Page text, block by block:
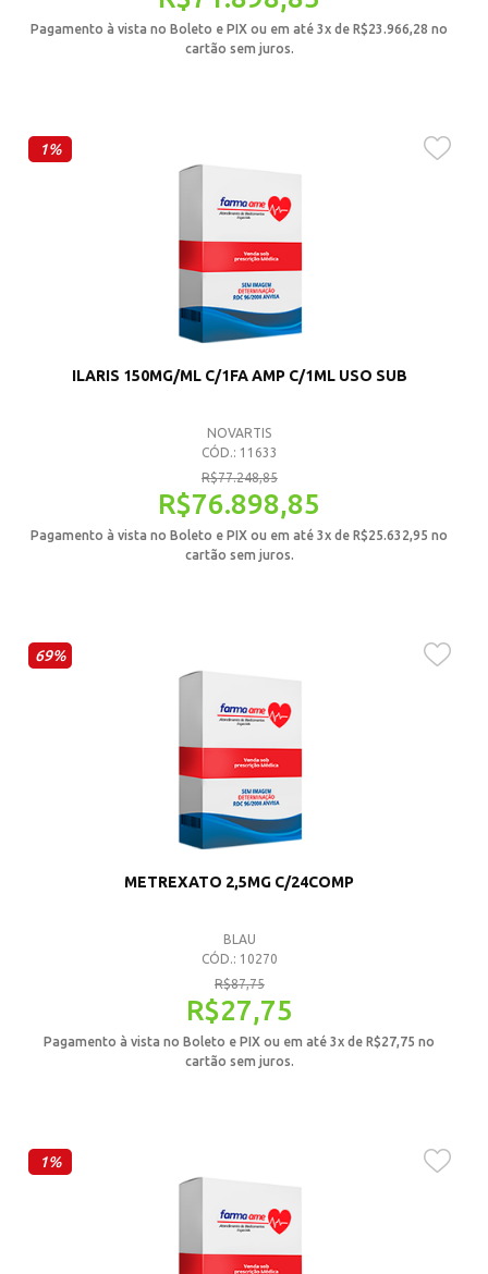
Pagamento à vista no Boleto e PIX ou em até 3x deR$23.966,28 no
cartão sem juros.
1%
ILARIS 150MG/ML C/1FA AMP C/1ML USO SUB
NOVARTIS
CÓD.: 11633
R$77.248,85
R$76.898,85
Pagamento à vista no Boleto e PIX ou em até 3x deR$25.632,95 no
cartão sem juros.
69%
METREXATO 2,5MG C/24COMP
BLAU
CÓD.: 10270
R$87,75
R$27,75
Pagamento à vista no Boleto e PIX ou em até 3x deR$27,75 no
cartão sem juros.
1%